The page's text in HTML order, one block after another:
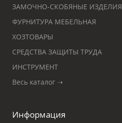
ЗАМОЧНО-СКОБЯНЫЕ ИЗДЕЛИЯ
ФУРНИТУРА МЕБЕЛЬНАЯ
ХОЗТОВАРЫ
СРЕДСТВА ЗАЩИТЫ ТРУДА
ИНСТРУМЕНТ
Весь каталог ➝
Информация